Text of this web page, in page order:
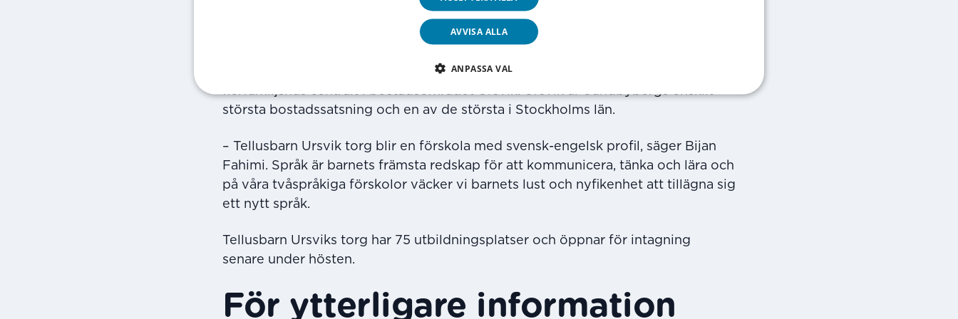
verksamhet i tolv kommuner i Stockholms län, Uppsala län och Östergötlands
Tellusbarn Ursviks torg är helt nybyggd och ligger i bottenvåningen till ett
flerfamiljshus centralt i bostadsområdet Ursvik. Ursvik är Sundbybergs enskilt
största bostadssatsning och en av de största i Stockholms län.
– Tellusbarn Ursvik torg blir en förskola med svensk-engelsk profil, säger Bijan
Fahimi. Språk är barnets främsta redskap för att kommunicera, tänka och lära och
på våra tvåspråkiga förskolor väcker vi barnets lust och nyfikenhet att tillägna sig
ett nytt språk.
Tellusbarn Ursviks torg har 75 utbildningsplatser och öppnar för intagning
senare under hösten.
För ytterligare information
AVVISA ALLA
ANPASSA VAL